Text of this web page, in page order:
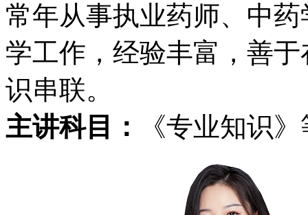
常年从事执业药师、中
学工作，经验丰富，善
识串联。
主讲科目：
《专业知识